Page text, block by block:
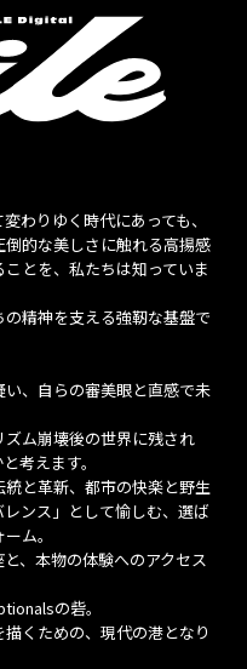
わりゆく時代にあっても、
的な美しさに触れる高揚感
とを、私たちは知っていま
精神を支える強靭な基盤で
、自らの審美眼と直感で未
ム崩壊後の世界に残され
考えます。
と革新、都市の快楽と野生
レンス」として愉しむ、選ば
ム。
、本物の体験へのアクセス
の砦。
くための、現代の港となり